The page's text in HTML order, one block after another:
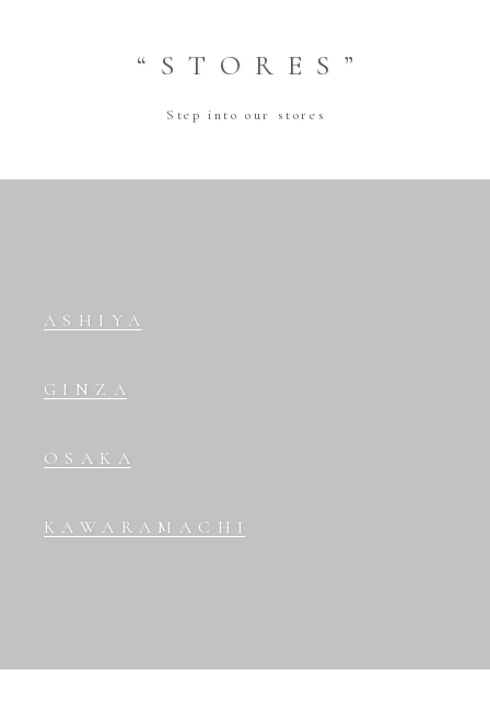
“STORES”
Step into our stores
ASHIYA
GINZA
OSAKA
KAWARAMACHI